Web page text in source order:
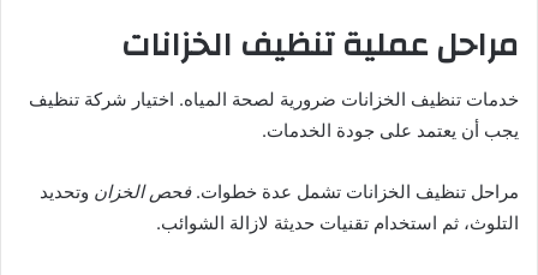
مراحل عملية تنظيف الخزانات
خدمات تنظيف الخزانات ضرورية لصحة المياه. اختيار شركة تنظيف
يجب أن يعتمد على جودة الخدمات.
مراحل تنظيف الخزانات تشمل عدة خطوات.فحص الخزان وتحديد
التلوث، ثم استخدام تقنيات حديثة لازالة الشوائب.